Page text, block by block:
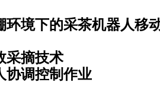
境下的采茶机器人移
采摘技术
协调控制作业